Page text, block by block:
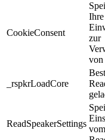
CookieConsent
Ihre
zur
von
_rspkrLoadCore
ReadSpeakerSettings
vom